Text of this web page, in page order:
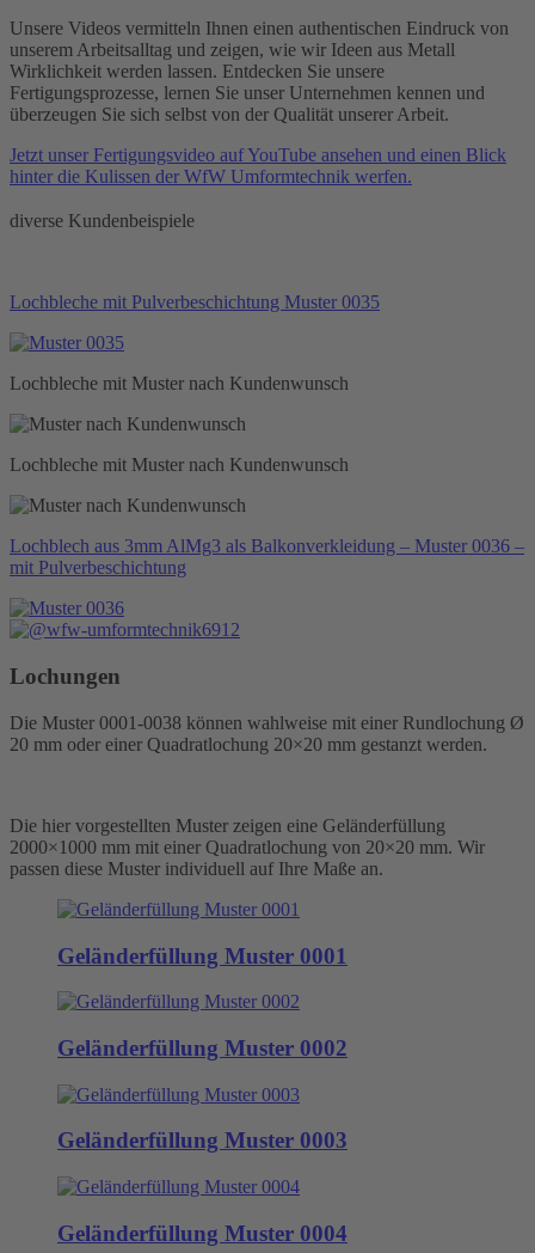
Unsere Videos vermitteln Ihnen einen authentischen Eindruck von
unserem Arbeitsalltag und zeigen, wie wir Ideen aus Metall
Wirklichkeit werden lassen. Entdecken Sie unsere
Fertigungsprozesse, lernen Sie unser Unternehmen kennen und
überzeugen Sie sich selbst von der Qualität unserer Arbeit.
Jetzt unser Fertigungsvideo auf YouTube ansehen und einen Blick
hinter die Kulissen der WfW Umformtechnik werfen.
diverse Kundenbeispiele
Lochbleche mit Pulverbeschichtung Muster 0035
Lochbleche mit Muster nach Kundenwunsch
Lochbleche mit Muster nach Kundenwunsch
Lochblech aus 3mm AlMg3 als Balkonverkleidung – Muster 0036 –
mit Pulverbeschichtung
Lochungen
Die Muster 0001-0038 können wahlweise mit einer Rundlochung Ø
20 mm oder einer Quadratlochung 20×20 mm gestanzt werden.
Die hier vorgestellten Muster zeigen eine Geländerfüllung
2000×1000 mm mit einer Quadratlochung von 20×20 mm. Wir
passen diese Muster individuell auf Ihre Maße an.
Geländerfüllung Muster 0001
Geländerfüllung Muster 0002
Geländerfüllung Muster 0003
Geländerfüllung Muster 0004